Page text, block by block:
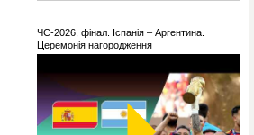
ЧС-2026, фінал. Іспанія – Аргентина.
Церемонія нагородження